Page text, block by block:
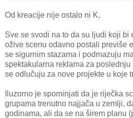
Od kreacije nije ostalo ni K.
Sve se svodi na to da su ljudi koji bi
ožive scenu odavno postali previše
se sigurnim stazama i podmazuju
spektakularna reklama za
se odlučuju za nove projekte u koje
Iluzorno je spominjati da je riječka
grupama trenutno najjača u zemlji,
godinama, ali da se na širem planu